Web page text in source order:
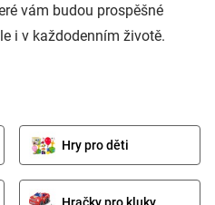
vám budou prospěšné
i v každodenním životě.
Hry pro děti
Hračky pro kluky